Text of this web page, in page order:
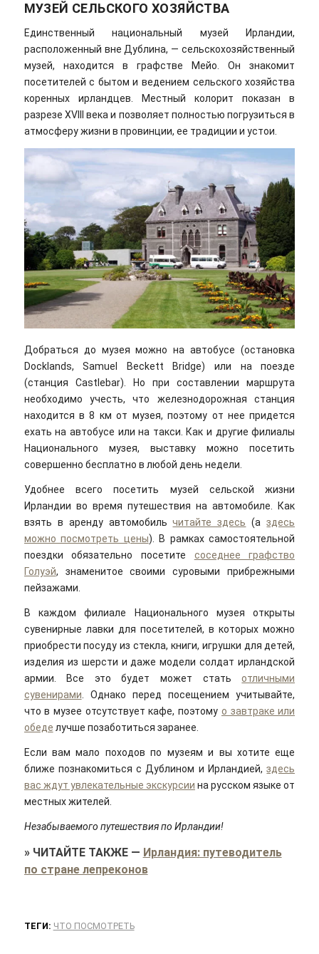
МУЗЕЙ СЕЛЬСКОГО ХОЗЯЙСТВА
Единственный национальный музей Ирландии,
расположенный вне Дублина, — сельскохозяйственный
музей, находится в графстве Мейо. Он знакомит
посетителей с бытом и ведением сельского хозяйства
коренных ирландцев. Местный колорит показан в
разрезе XVIII века и позволяет полностью погрузиться в
атмосферу жизни в провинции, ее традиции и устои.
Добраться до музея можно на автобусе (остановка
Docklands, Samuel Beckett Bridge) или на поезде
(станция Castlebar). Но при составлении маршрута
необходимо учесть, что железнодорожная станция
находится в 8 км от музея, поэтому от нее придется
ехать на автобусе или на такси. Как и другие филиалы
Национального музея, выставку можно посетить
совершенно бесплатно в любой день недели.
Удобнее всего посетить музей сельской жизни
Ирландии во время путешествия на автомобиле. Как
взять в аренду автомобильчитайте здесь (аздесь
можно посмотреть цены). В рамках самостоятельной
поездки обязательно посетите соседнее графство
Голуэй, знаменитое своими суровыми прибрежными
пейзажами.
В каждом филиале Национального музея открыты
сувенирные лавки для посетителей, в которых можно
приобрести посуду из стекла, книги, игрушки для детей,
изделия из шерсти и даже модели солдат ирландской
армии. Все это будет может статьотличными
сувенирами . Однако перед посещением учитывайте,
что в музее отсутствует кафе, поэтому о завтраке или
обеде лучше позаботиться заранее.
Если вам мало походов по музеям и вы хотите еще
ближе познакомиться с Дублином и Ирландией,здесь
вас ждут увлекательные экскурсии на русском языке от
местных жителей.
Незабываемого путешествия по Ирландии!
» ЧИТАЙТЕ ТАКЖЕ— Ирландия: путеводитель
по стране лепреконов
ТЕГИ: ЧТО ПОСМОТРЕТЬ